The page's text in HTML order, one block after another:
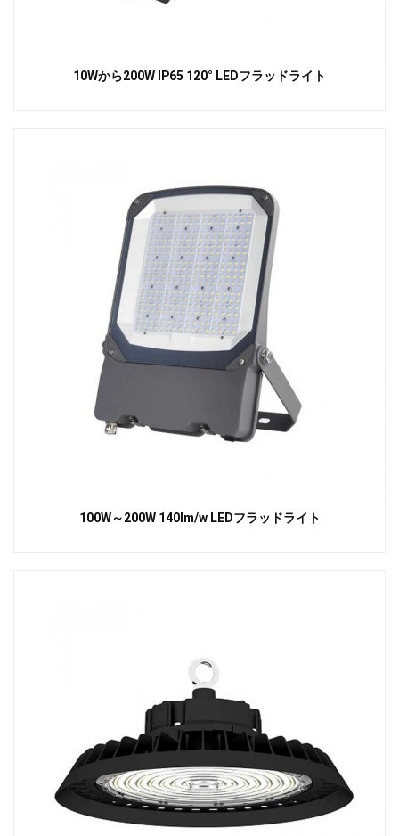
10Wから200W IP65 120° LEDフラッドライト
100W～200W 140lm/w LEDフラッドライト